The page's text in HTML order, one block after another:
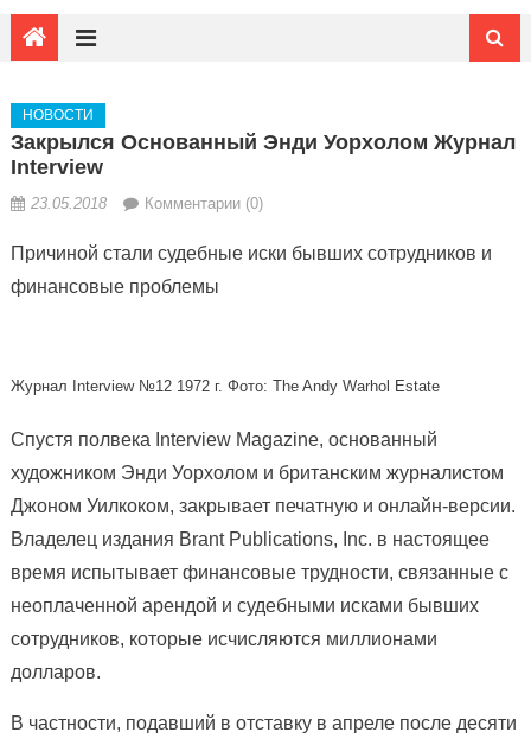
НОВОСТИ
Закрылся Основанный Энди Уорхолом Журнал
Interview
23.05.2018 Комментарии (0)
Причиной стали судебные иски бывших сотрудников и
финансовые проблемы
Журнал Interview №12 1972 г. Фото: The Andy Warhol Estate
Спустя полвека Interview Magazine, основанный
художником Энди Уорхолом и британским журналистом
Джоном Уилкоком, закрывает печатную и онлайн-версии.
Владелец издания Brant Publications, Inc. в настоящее
время испытывает финансовые трудности, связанные с
неоплаченной арендой и судебными исками бывших
сотрудников, которые исчисляются миллионами
долларов.
В частности, подавший в отставку в апреле после десяти